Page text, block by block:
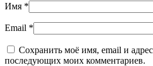
Имя *
Email *
Сохранить моё имя, email и
последующих моих комментариев.